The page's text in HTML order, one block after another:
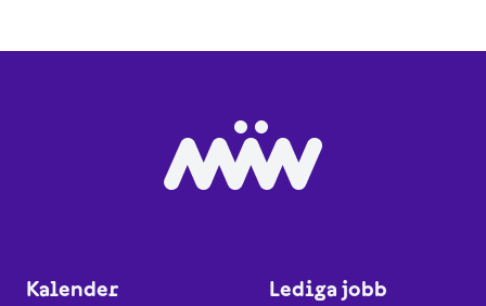
Kalender
Lediga jobb